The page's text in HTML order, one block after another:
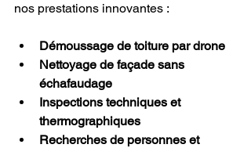
nos prestations innovantes :
Démoussage de toiture par drone
Nettoyage de façade sans
échafaudage
Inspections techniques et
thermographiques
Recherches de personnes et